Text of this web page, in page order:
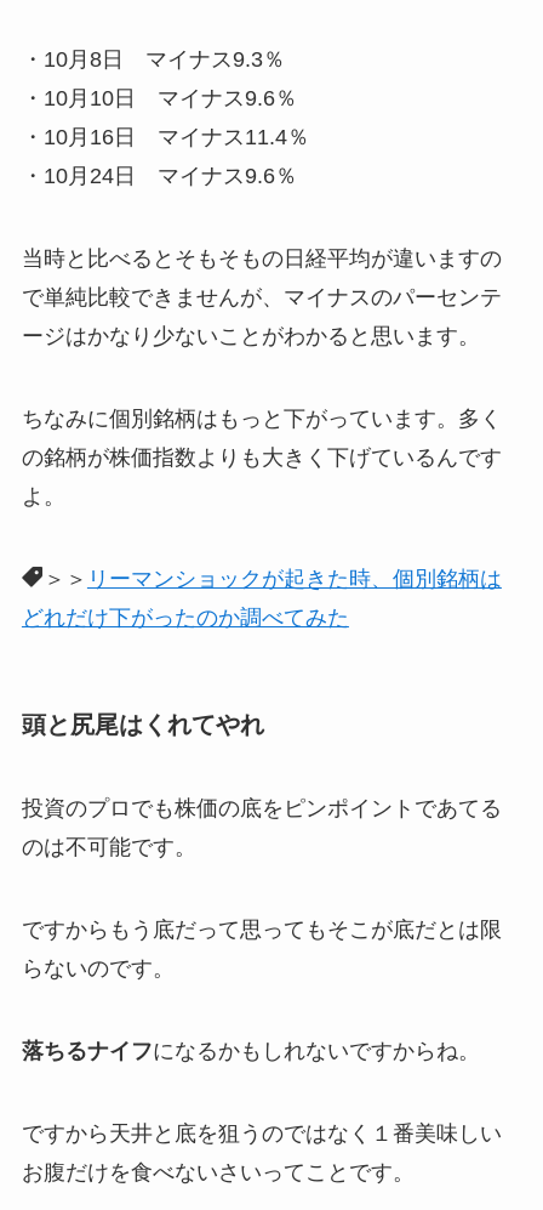
・10月8日 マイナス9.3％
・10月10日 マイナス9.6％
・10月16日 マイナス11.4％
・10月24日 マイナス9.6％
当時と比べるとそもそもの日経平均が違いますの
で単純比較できませんが、マイナスのパーセンテ
ージはかなり少ないことがわかると思います。
ちなみに個別銘柄はもっと下がっています。多く
の銘柄が株価指数よりも大きく下げているんです
よ。
＞＞ リーマンショックが起きた時、個別銘柄は
どれだけ下がったのか調べてみた
頭と尻尾はくれてやれ
投資のプロでも株価の底をピンポイントであてる
のは不可能です。
ですからもう底だって思ってもそこが底だとは限
らないのです。
落ちるナイフになるかもしれないですからね。
ですから 天井と底を狙うのではなく１番美味しい
お腹だけを食べないさいってことです。